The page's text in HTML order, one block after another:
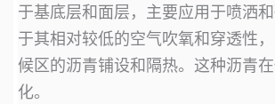
于基底层和面层，主要应用于喷洒
于其相对较低的空气吹氧和穿透性
候区的沥青铺设和隔热。这种沥青
化。